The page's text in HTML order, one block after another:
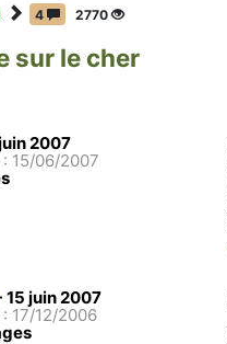
4 2770
sur le cher
2007
15/06/2007
15 juin 2007
17/12/2006